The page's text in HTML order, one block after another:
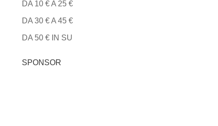
DA 10 € A 25 €
DA 30 € A 45 €
DA 50 € IN SU
SPONSOR